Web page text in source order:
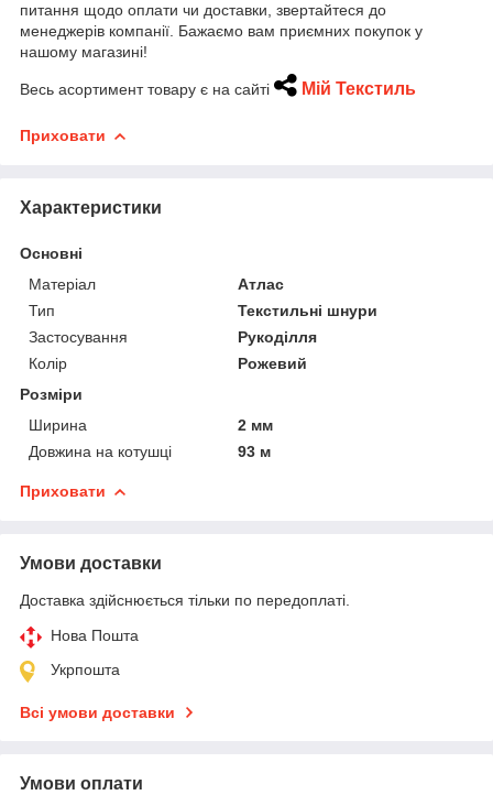
питання щодо оплати чи доставки, звертайтеся до
менеджерів компанії. Бажаємо вам приємних покупок у
нашому магазині!
Весь асортимент товару є на сайті Мій Текстиль
Приховати
Характеристики
Основні
Матеріал
Атлас
Тип
Текстильні шнури
Застосування
Рукоділля
Колір
Рожевий
Розміри
Ширина
2 мм
Довжина на котушці
93 м
Приховати
Умови доставки
Доставка здійснюється тільки по передоплаті.
Нова Пошта
Укрпошта
Всі умови доставки
Умови оплати